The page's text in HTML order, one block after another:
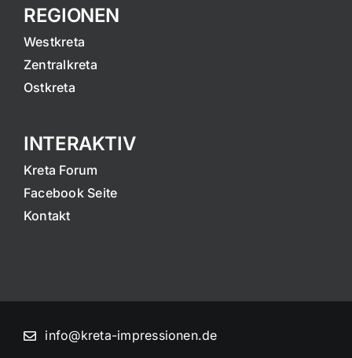
REGIONEN
Westkreta
Zentralkreta
Ostkreta
INTERAKTIV
Kreta Forum
Facebook Seite
Kontakt
info@kreta-impressionen.de